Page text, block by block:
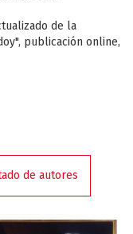
de la
publicación online,
de autores